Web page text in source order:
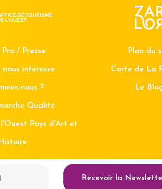
le bandeau des cookies
Pro / Presse
nous intéresse
nous ?
Qualité
Pays d'Art et
Plan du
Carte de La
Le
Recevoir la